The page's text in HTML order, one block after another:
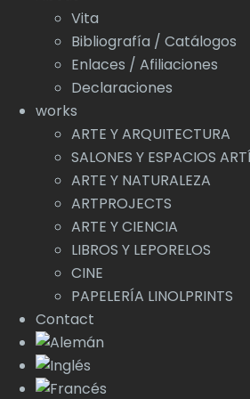
Vita
Bibliografía / Catálogos
Enlaces / Afiliaciones
Declaraciones
works
ARTE Y ARQUITECTURA
SALONES Y ESPACIOS
ARTE Y NATURALEZA
ARTPROJECTS
ARTE Y CIENCIA
LIBROS Y LEPORELOS
CINE
PAPELERÍA LINOLPRINTS
Contact